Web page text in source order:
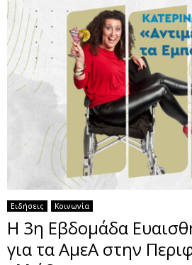
Ειδήσεις Κοινωνία
Η 3η Εβδομάδα
για τα ΑμεΑ στην